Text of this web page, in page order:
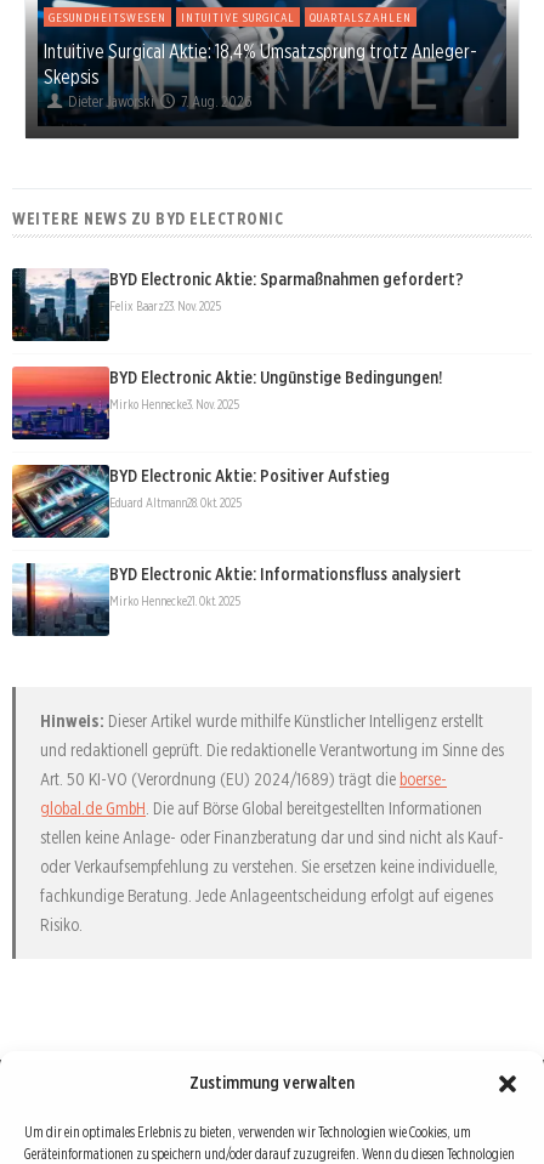
Zustimmung verwalten
Um dir ein optimales Erlebnis zu bieten, verwenden wir Technologien wie Cookies, um
Geräteinformationen zu speichern und/oder darauf zuzugreifen. Wenn du diesen Technologien
GESUNDHEITSWESEN INTUITIVE SURGICAL QUARTALSZAHLEN
Intuitive Surgical Aktie: 18,4% Umsatzsprung trotz Anleger-
Skepsis
Dieter Jaworski 7. Aug. 2026
WEITERE NEWS ZU BYD ELECTRONIC
BYD Electronic Aktie: Sparmaßnahmen gefordert?
Felix Baarz23. Nov. 2025
BYD Electronic Aktie: Ungünstige Bedingungen!
Mirko Hennecke3. Nov. 2025
BYD Electronic Aktie: Positiver Aufstieg
Eduard Altmann28. Okt. 2025
BYD Electronic Aktie: Informationsfluss analysiert
Mirko Hennecke21. Okt. 2025
Hinweis: Dieser Artikel wurde mithilfe Künstlicher Intelligenz erstellt
und redaktionell geprüft. Die redaktionelle Verantwortung im Sinne des
Art. 50 KI-VO (Verordnung (EU) 2024/1689) trägt die boerse-
global.de GmbH. Die auf Börse Global bereitgestellten Informationen
stellen keine Anlage- oder Finanzberatung dar und sind nicht als Kauf-
oder Verkaufsempfehlung zu verstehen. Sie ersetzen keine individuelle,
fachkundige Beratung. Jede Anlageentscheidung erfolgt auf eigenes
Risiko.
Börse : lokal, international, global